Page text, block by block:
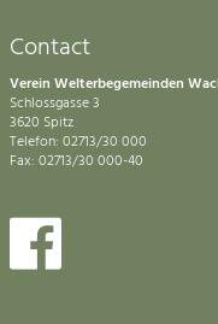
Contact
Verein Welterbegemeinden
Schlossgasse 3
3620 Spitz
Telefon: 02713/30 000
Fax: 02713/30 000-40